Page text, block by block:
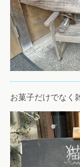
お菓子だけでなく